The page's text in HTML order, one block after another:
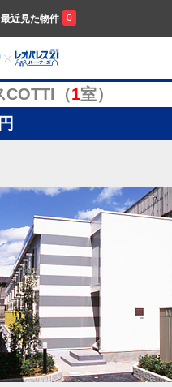
最近見た物件 0
COTTI（1室）